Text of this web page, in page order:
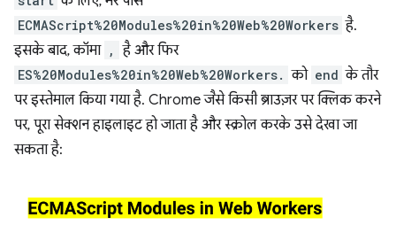
ECMAScript%20Modules%20in%20Web%20Workers है.
इसके बाद, कॉमा , है और फिर
ES%20Modules%20in%20Web%20Workers. को end के तौर
पर इस्तेमाल किया गया है. Chrome जैसे किसी ब्राउज़र पर क्लिक करने
पर, पूरा सेक्शन हाइलाइट हो जाता है और स्क्रोल करके उसे देखा जा
सकता है: